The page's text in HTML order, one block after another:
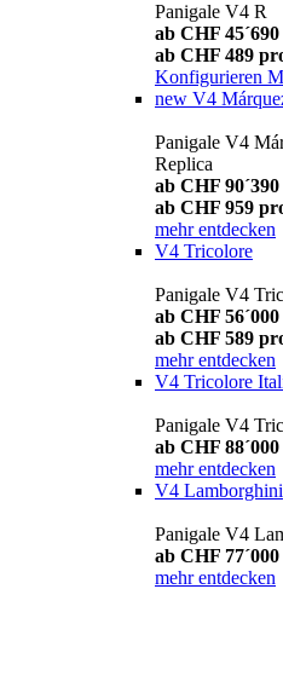
Panigale V4 R
ab CHF 45´690
ab CHF 489
Konfigurieren
new V4
Panigale V4
Replica
ab CHF 90´390
ab CHF 959
mehr entdecken
V4 Tricolore
Panigale V4
ab CHF 56´000
ab CHF 589
mehr entdecken
V4 Tricolore
Panigale V4
ab CHF 88´000
mehr entdecken
V4 Lamborghini
Panigale V4
ab CHF 77´000
mehr entdecken